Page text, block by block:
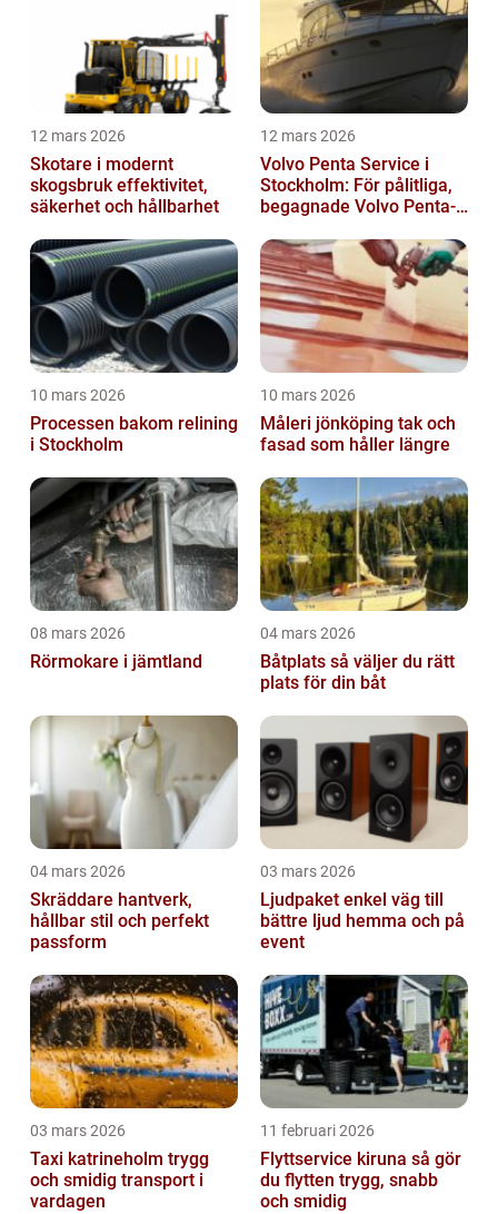
12 mars 2026
Skotare i modernt
skogsbruk effektivitet,
säkerhet och hållbarhet
12 mars 2026
Volvo Penta Service i
Stockholm: För pålitliga,
begagnade Volvo Penta-
10 mars 2026
Processen bakom relining
i Stockholm
10 mars 2026
Måleri jönköping tak och
fasad som håller längre
08 mars 2026
Rörmokare i jämtland
04 mars 2026
Båtplats så väljer du rätt
plats för din båt
04 mars 2026
Skräddare hantverk,
hållbar stil och perfekt
passform
03 mars 2026
Ljudpaket enkel väg till
bättre ljud hemma och på
event
03 mars 2026
Taxi katrineholm trygg
och smidig transport i
vardagen
11 februari 2026
Flyttservice kiruna så gör
du flytten trygg, snabb
och smidig